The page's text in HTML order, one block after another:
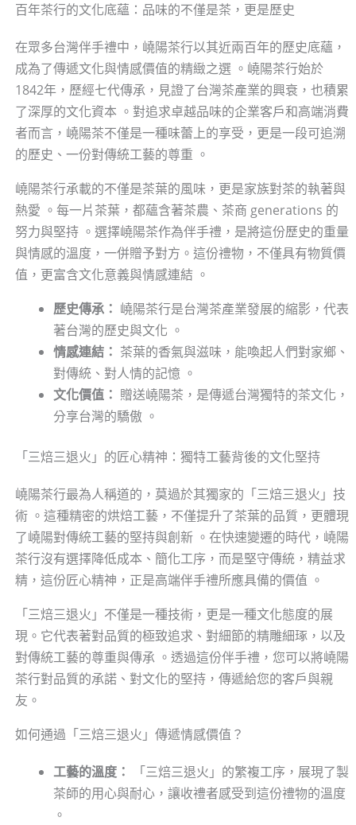
百年茶行的文化底蘊：品味的不僅是茶，更是歷史
在眾多台灣伴手禮中，嶢陽茶行以其近兩百年的歷史底蘊，
成為了傳遞文化與情感價值的精緻之選 。嶢陽茶行始於
1842年，歷經七代傳承，見證了台灣茶產業的興衰，也積累
了深厚的文化資本 。對追求卓越品味的企業客戶和高端消費
者而言，嶢陽茶不僅是一種味蕾上的享受，更是一段可追溯
的歷史、一份對傳統工藝的尊重 。
嶢陽茶行承載的不僅是茶葉的風味，更是家族對茶的執著與
熱愛 。每一片茶葉，都蘊含著茶農、茶商 generations 的
努力與堅持 。選擇嶢陽茶作為伴手禮，是將這份歷史的重量
與情感的溫度，一併贈予對方。這份禮物，不僅具有物質價
值，更富含文化意義與情感連結 。
歷史傳承： 嶢陽茶行是台灣茶產業發展的縮影，代表
著台灣的歷史與文化 。
情感連結： 茶葉的香氣與滋味，能喚起人們對家鄉、
對傳統、對人情的記憶 。
文化價值： 贈送嶢陽茶，是傳遞台灣獨特的茶文化，
分享台灣的驕傲 。
「三焙三退火」的匠心精神：獨特工藝背後的文化堅持
嶢陽茶行最為人稱道的，莫過於其獨家的「三焙三退火」技
術 。這種精密的烘焙工藝，不僅提升了茶葉的品質，更體現
了嶢陽對傳統工藝的堅持與創新 。在快速變遷的時代，嶢陽
茶行沒有選擇降低成本、簡化工序，而是堅守傳統，精益求
精，這份匠心精神，正是高端伴手禮所應具備的價值 。
「三焙三退火」不僅是一種技術，更是一種文化態度的展
現。它代表著對品質的極致追求、對細節的精雕細琢，以及
對傳統工藝的尊重與傳承 。透過這份伴手禮，您可以將嶢陽
茶行對品質的承諾、對文化的堅持，傳遞給您的客戶與親
友。
如何通過「三焙三退火」傳遞情感價值？
工藝的溫度：
「三焙三退火」的繁複工序，展現了製
茶師的用心與耐心，讓收禮者感受到這份禮物的溫度
。